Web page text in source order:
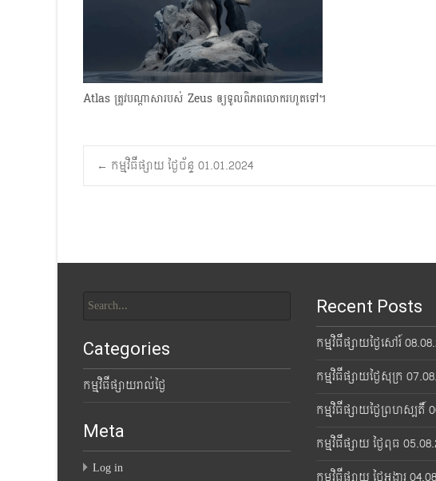
Atlas ត្រូវបណ្ដាសារបស់ Zeus ឲ្យទូលពិភពលោករហូតទៅ។
Post
← កម្មវិធីផ្សាយ ថ្ងៃច័ន្ទ 01.01.2024
for:
Recent Posts
កម្មវិធីផ្សាយថ្ងៃសៅរ៍
កម្មវិធីផ្សាយថ្ងៃសុក្រ
កម្មវិធីផ្សាយថ្ងៃព្រហស្បតិ៍
កម្មវិធីផ្សាយ ថ្ងៃពុធ
Categories
កម្មវិធីផ្សាយរាល់ថ្ងៃ
Meta
Log in